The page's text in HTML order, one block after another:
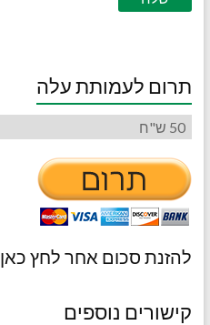
תרום לעמותת עלה
להזנת סכום אחר לחץ כאן
קישורים נוספים